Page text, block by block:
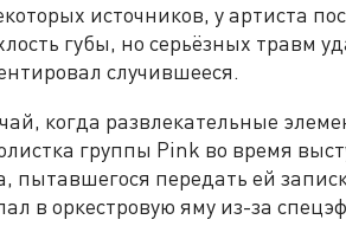
источников, у артиста
губы, но серьёзных травм
случившееся.
когда развлекательные
группы Pink во время
пытавшегося передать ей
в оркестровую яму из-за